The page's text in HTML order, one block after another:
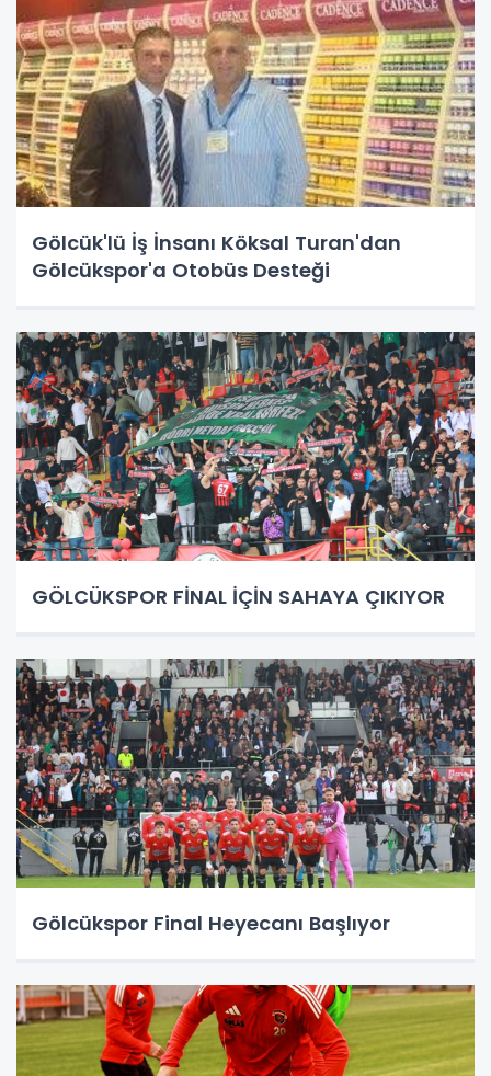
Gölcük'lü İş İnsanı Köksal Turan'dan
Gölcükspor'a Otobüs Desteği
GÖLCÜKSPOR FİNAL İÇİN SAHAYA ÇIKIYOR
Gölcükspor Final Heyecanı Başlıyor